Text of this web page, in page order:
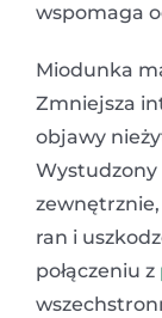
wspomaga
Miodunka
Zmniejsza
objawy
Wystudzony
ran i
połączeniu z